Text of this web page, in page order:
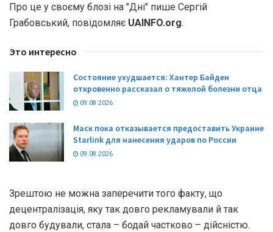
Про це у своєму блозі на "Дні" пише Сергій
Грабовський, повідомляє UAINFO.org.
Это интересно
Состояние ухудшается: Хантер Байден
откровенно рассказал о тяжелой болезни отца
09.08.2026
Маск пока отказывается предоставить Украине
Starlink для нанесения ударов по России
09.08.2026
Зрештою не можна заперечити того факту, що
децентралізація, яку так довго рекламували й так
довго будували, стала – бодай частково – дійсністю.